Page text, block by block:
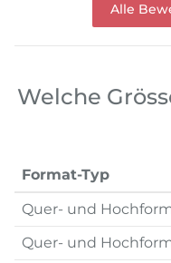
Alle
Welche
Format-Typ
Quer- und
Quer- und